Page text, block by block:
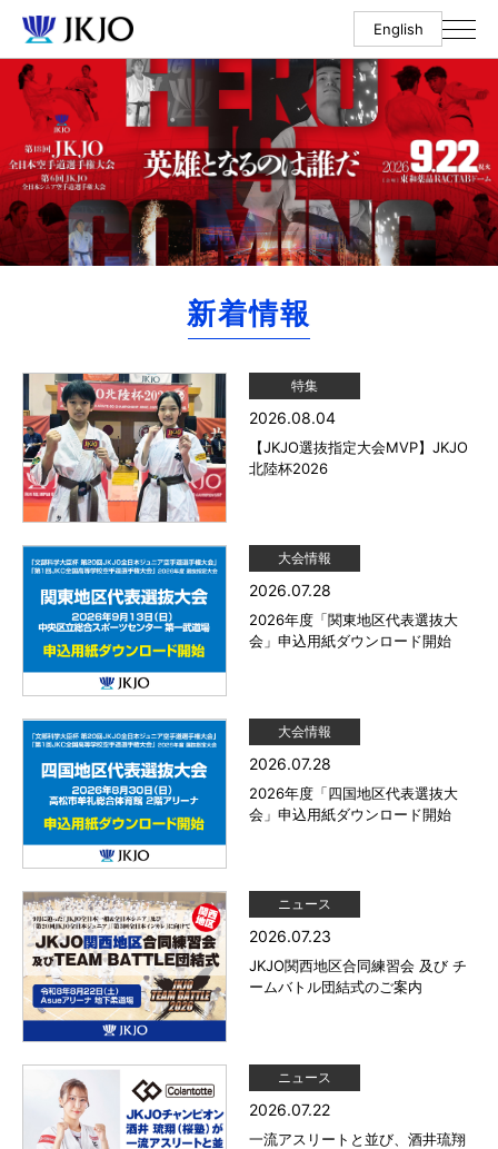
English
新着情報
特集
2026.08.04
【JKJO選抜指定大会MVP】JKJO
北陸杯2026
大会情報
2026.07.28
2026年度「関東地区代表選抜大
会」申込用紙ダウンロード開始
大会情報
2026.07.28
2026年度「四国地区代表選抜大
会」申込用紙ダウンロード開始
ニュース
2026.07.23
JKJO関西地区合同練習会 及び チ
ームバトル団結式のご案内
ニュース
2026.07.22
一流アスリートと並び、酒井琉翔